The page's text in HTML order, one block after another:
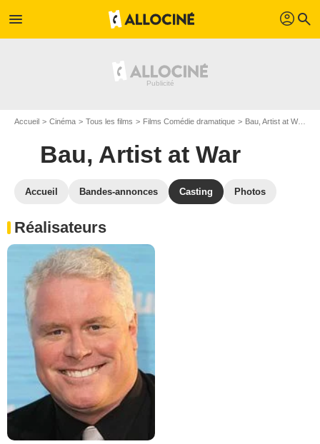
menu profil search
Accueil Cinéma Tous les films Films Comédie dramatique Bau, Artist at War
Bau, Artist at War
Accueil Bandes-annonces Casting Photos
Réalisateurs